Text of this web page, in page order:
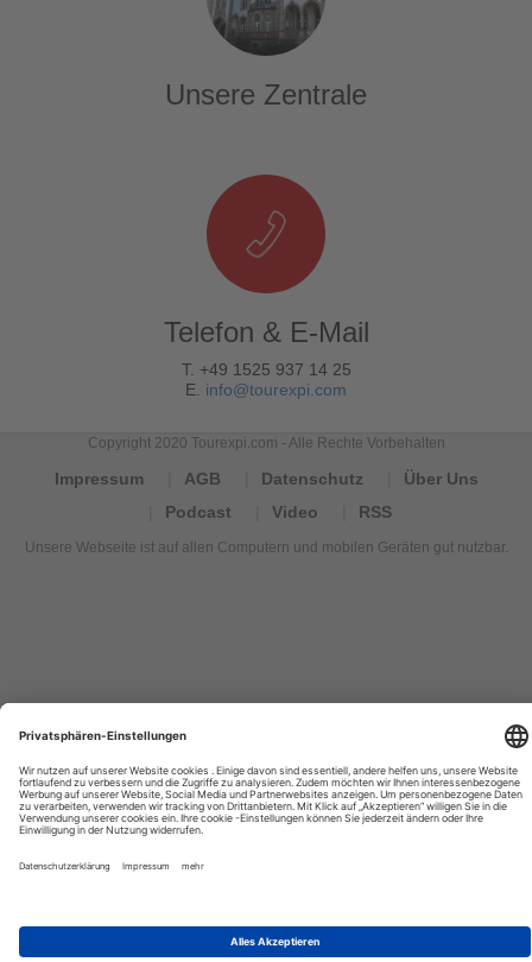
Unsere Zentrale
Telefon & E-Mail
T. +49 1525 937 14 25
E. info@tourexpi.com
Copyright 2020 Tourexpi.com - Alle Rechte Vorbehalten
Impressum AGB Datenschutz
Über Uns
Podcast
Video RSS
Unsere Webseite ist auf allen Computern und mobilen Geräten gut nutzbar.
de
Tourismus
Nachrichten,
новости
news,
international